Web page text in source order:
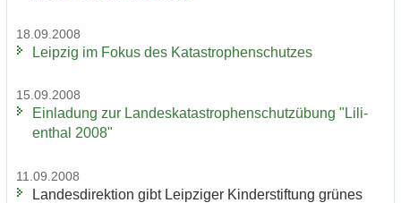
18.09.2008
Leip­zig im Fokus des Ka­ta­stro­phen­schut­zes
15.09.2008
Ein­la­dung zur Lan­des­ka­ta­stro­phen­schutz­übung "Li­li­
en­thal 2008"
11.09.2008
Lan­des­di­rek­ti­on gibt Leip­zi­ger Kin­der­stif­tung grü­nes